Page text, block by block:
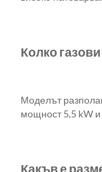
Колко
Моделът
мощност 5,5 kW
Какъв е